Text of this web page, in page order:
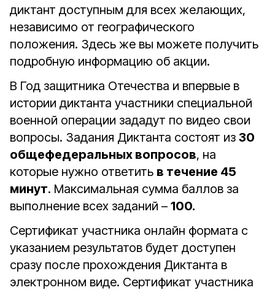
диктант доступным для всех желающих,
независимо от географического
положения. Здесь же вы можете получить
подробную информацию об акции.
В Год защитника Отечества и впервые в
истории диктанта участники специальной
военной операции зададут по видео свои
вопросы. Задания Диктанта состоят из 30
общефедеральных вопросов, на
которые нужно ответить в течение 45
минут. Максимальная сумма баллов за
выполнение всех заданий – 100.
Сертификат участника онлайн формата с
указанием результатов будет доступен
сразу после прохождения Диктанта в
электронном виде. Сертификат участника